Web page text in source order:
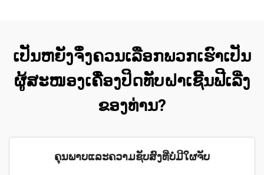
ເປັນຫຍັງຈຶ່ງຄວນເລືອກພວກເຮົາເປັນ
ຜູ້ສະໜອງເຄື່ອງປິດທັບຝາເຊີ້ນຟີເລີ່ງ
ຂອງທ່ານ?
ຄຸນພາບແລະຄວາມຊັບສົງທີ່ບໍ່ມີໃຜຈັບ